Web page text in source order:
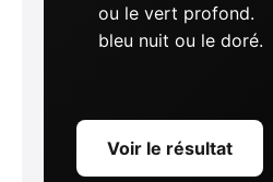
ou le vert profond.
bleu nuit ou le doré.
Voir le résultat